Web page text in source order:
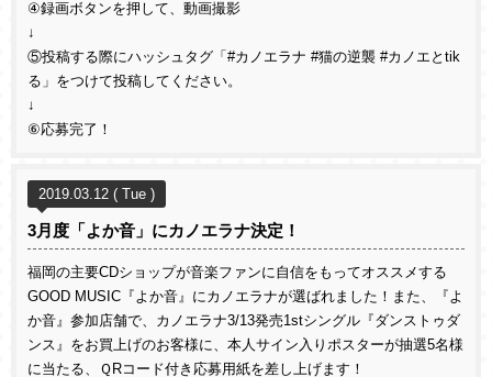
④録画ボタンを押して、動画撮影
↓
⑤投稿する際にハッシュタグ「#カノエラナ #猫の逆襲 #カノエとtik
る」をつけて投稿してください。
↓
⑥応募完了！
2019.03.12 ( Tue )
3月度「よか音」にカノエラナ決定！
福岡の主要CDショップが音楽ファンに自信をもってオススメする
GOOD MUSIC『よか音』にカノエラナが選ばれました！また、『よ
か音』参加店舗で、カノエラナ3/13発売1stシングル『ダンストゥダ
ンス』をお買上げのお客様に、本人サイン入りポスターが抽選5名様
に当たる、ＱRコード付き応募用紙を差し上げます！